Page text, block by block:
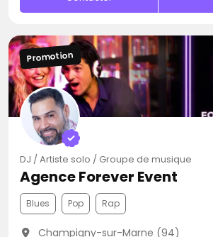
Promotion
DJ / Artiste solo / Groupe de musique
Agence Forever Event
Blues Pop Rap
Champigny-sur-Marne (94)